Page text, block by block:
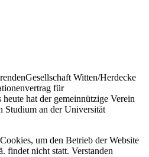
Witten/Herdecke
für
hat der gemeinnützige Verein
Studium an der Universität
um den Betrieb der Website
findet nicht statt. Verstanden